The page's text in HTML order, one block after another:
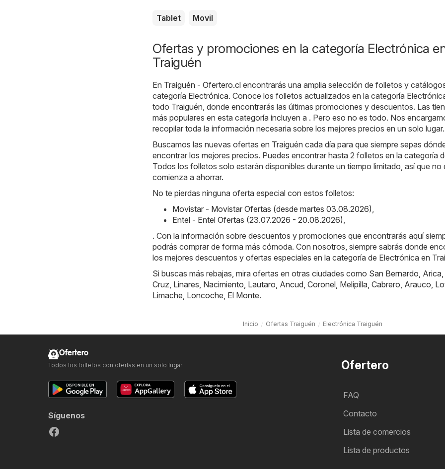
Tablet Movil
Ofertas y promociones en la categoría Electrónica
Traiguén
En Traiguén - Ofertero.cl encontrarás una amplia selección de folletos y
categoría Electrónica. Conoce los folletos actualizados en la categoría
todo Traiguén, donde encontrarás las últimas promociones y descuentos. Las
más populares en esta categoría incluyen a . Pero eso no es todo. Nos
recopilar toda la información necesaria sobre los mejores precios en un solo lugar.
Buscamos las nuevas ofertas en Traiguén cada día para que siempre sepas
encontrar los mejores precios. Puedes encontrar hasta 2 folletos en la categoría
Todos los folletos solo estarán disponibles durante un tiempo limitado, así que no
comienza a ahorrar.
No te pierdas ninguna oferta especial con estos folletos:
Movistar - Movistar Ofertas (desde martes 03.08.2026),
Entel - Entel Ofertas (23.07.2026 - 20.08.2026),
. Con la información sobre descuentos y promociones que encontrarás aquí
podrás comprar de forma más cómoda. Con nosotros, siempre sabrás donde
los mejores descuentos y ofertas especiales en la categoría de Electrónica en
Si buscas más rebajas, mira ofertas en otras ciudades como San Bernardo, Arica,
Cruz, Linares, Nacimiento, Lautaro, Ancud, Coronel, Melipilla, Cabrero, Arauco,
Limache, Loncoche, El Monte.
Inicio Ofertas Traiguén Electrónica Traiguén
Ofertero
FAQ
Contacto
Lista de comercios
Lista de productos
Ofertero
Todos los folletos con ofertas en un solo lugar
Síguenos